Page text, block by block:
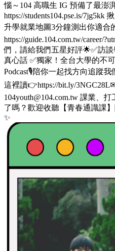
惱～104 高職生 IG 預備了最澎
https://students104.pse.is/7jg5kk
升學就業地圖3分鐘測出你適合
https://guide.104.com.tw/career/
們，請給我們五星好評🌟✅訪
真心話 ✅獨家！全台大學的不
Podcast🎙️陪你一起找方向追蹤我
這裡讀👉https://bit.ly/
104youth@104.com.tw 課業、
了嗎？歡迎收聽【青春通識課
✨